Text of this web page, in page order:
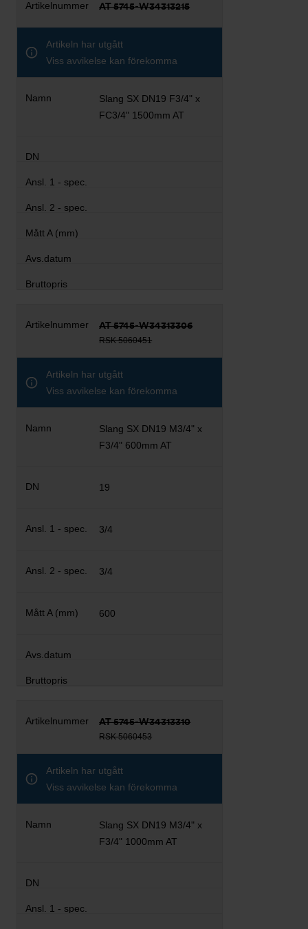
AT 5745-W34313215
Artikeln har utgått
Viss avvikelse kan förekomma
Slang SX DN19 F3/4" x
FC3/4" 1500mm AT
AT 5745-W34313306
RSK 5060451
Artikeln har utgått
Viss avvikelse kan förekomma
Slang SX DN19 M3/4" x
F3/4" 600mm AT
19
3/4
3/4
600
AT 5745-W34313310
RSK 5060453
Artikeln har utgått
Viss avvikelse kan förekomma
Slang SX DN19 M3/4" x
F3/4" 1000mm AT